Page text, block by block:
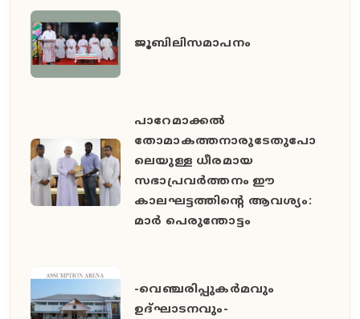
ജൂബിലിസമാപനം
പാറേമാക്കൽ
തോമാകത്തനാരുടേതുപോ
ലെയുള്ള ധീരമായ
സഭാപ്രവർത്തനം ഈ
കാലഘട്ടത്തിൻ്റെ ആവശ്യം:
മാർ പെരുന്തോട്ടം
-വെഞ്ചരിപ്പുകർമവും
ഉദ്ഘാടനവും-